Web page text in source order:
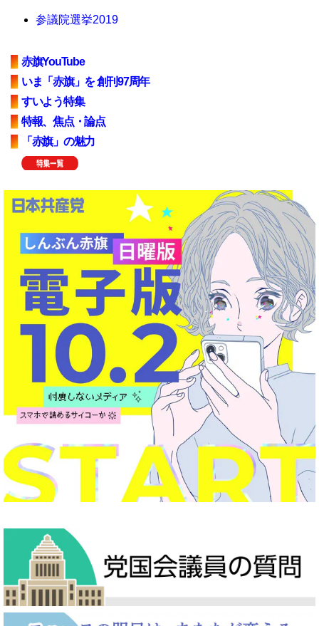
参議院選挙2019
赤旗YouTube
いま「赤旗」を 創刊97周年
すいよう特集
特報、焦点・論点
「赤旗」の魅力